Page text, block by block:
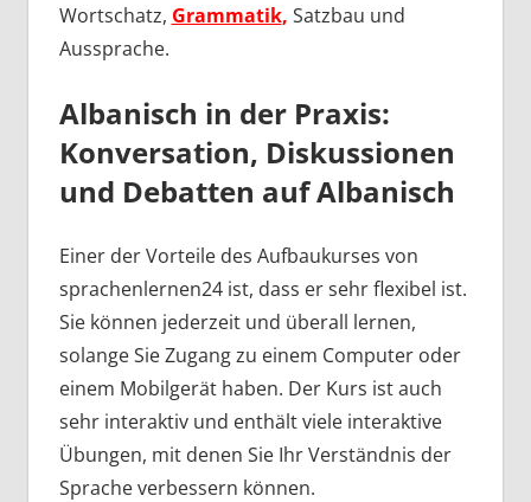
Wortschatz, Grammatik, Satzbau und
Aussprache.
Albanisch in der Praxis:
Konversation, Diskussionen
und Debatten auf Albanisch
Einer der Vorteile des Aufbaukurses von
sprachenlernen24 ist, dass er sehr flexibel ist.
Sie können jederzeit und überall lernen,
solange Sie Zugang zu einem Computer oder
einem Mobilgerät haben. Der Kurs ist auch
sehr interaktiv und enthält viele interaktive
Übungen, mit denen Sie Ihr Verständnis der
Sprache verbessern können.